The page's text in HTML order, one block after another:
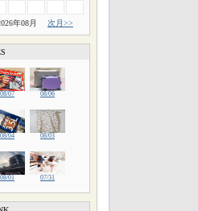
年08月 次月>>
08/07 08/06
08/04 08/03
08/01 07/31